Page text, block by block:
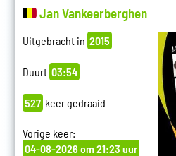
Jan Vankeerberghen
Uitgebracht in 2015
Duurt 03:54
527 keer gedraaid
Vorige keer:
04-08-2026 om 21:23 uur